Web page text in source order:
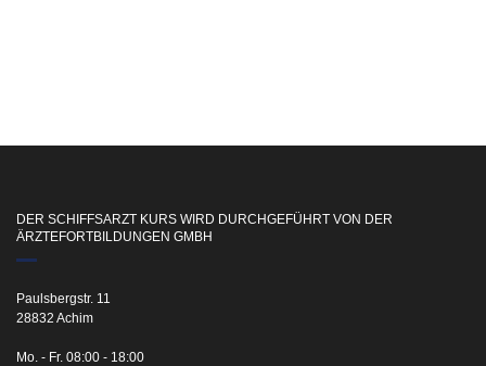
DER SCHIFFSARZT KURS WIRD DURCHGEFÜHRT VON DER
ÄRZTEFORTBILDUNGEN GMBH
Paulsbergstr. 11
28832 Achim
Mo. - Fr. 08:00 - 18:00